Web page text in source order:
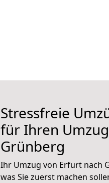
Stressfreie
für Ihren
Grünberg
Ihr Umzug von Erfurt nach
was Sie zuerst machen